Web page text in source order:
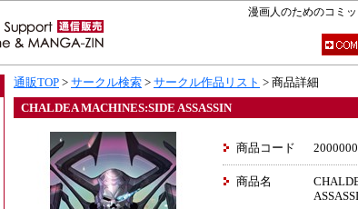
漫画人のためのコミ
通販TOP > サークル検索 > サークル作品リスト > 商品詳細
CHALDEA MACHINES:SIDE ASSASSIN
商品コード
商品名